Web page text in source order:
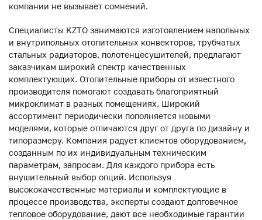
компании не вызывает сомнений.
Специалисты KZTO занимаются изготовлением напольных
и внутрипольных отопительных конвекторов, трубчатых
стальных радиаторов, полотенцесушителей, предлагают
заказчикам широкий спектр качественных
комплектующих. Отопительные приборы от известного
производителя помогают создавать благоприятный
микроклимат в разных помещениях. Широкий
ассортимент периодически пополняется новыми
моделями, которые отличаются друг от друга по дизайну и
типоразмеру. Компания радует клиентов оборудованием,
созданным по их индивидуальным техническим
параметрам, запросам. Для каждого прибора есть
внушительный выбор опций. Используя
высококачественные материалы и комплектующие в
процессе производства, эксперты создают долговечное
тепловое оборудование, дают все необходимые гарантии